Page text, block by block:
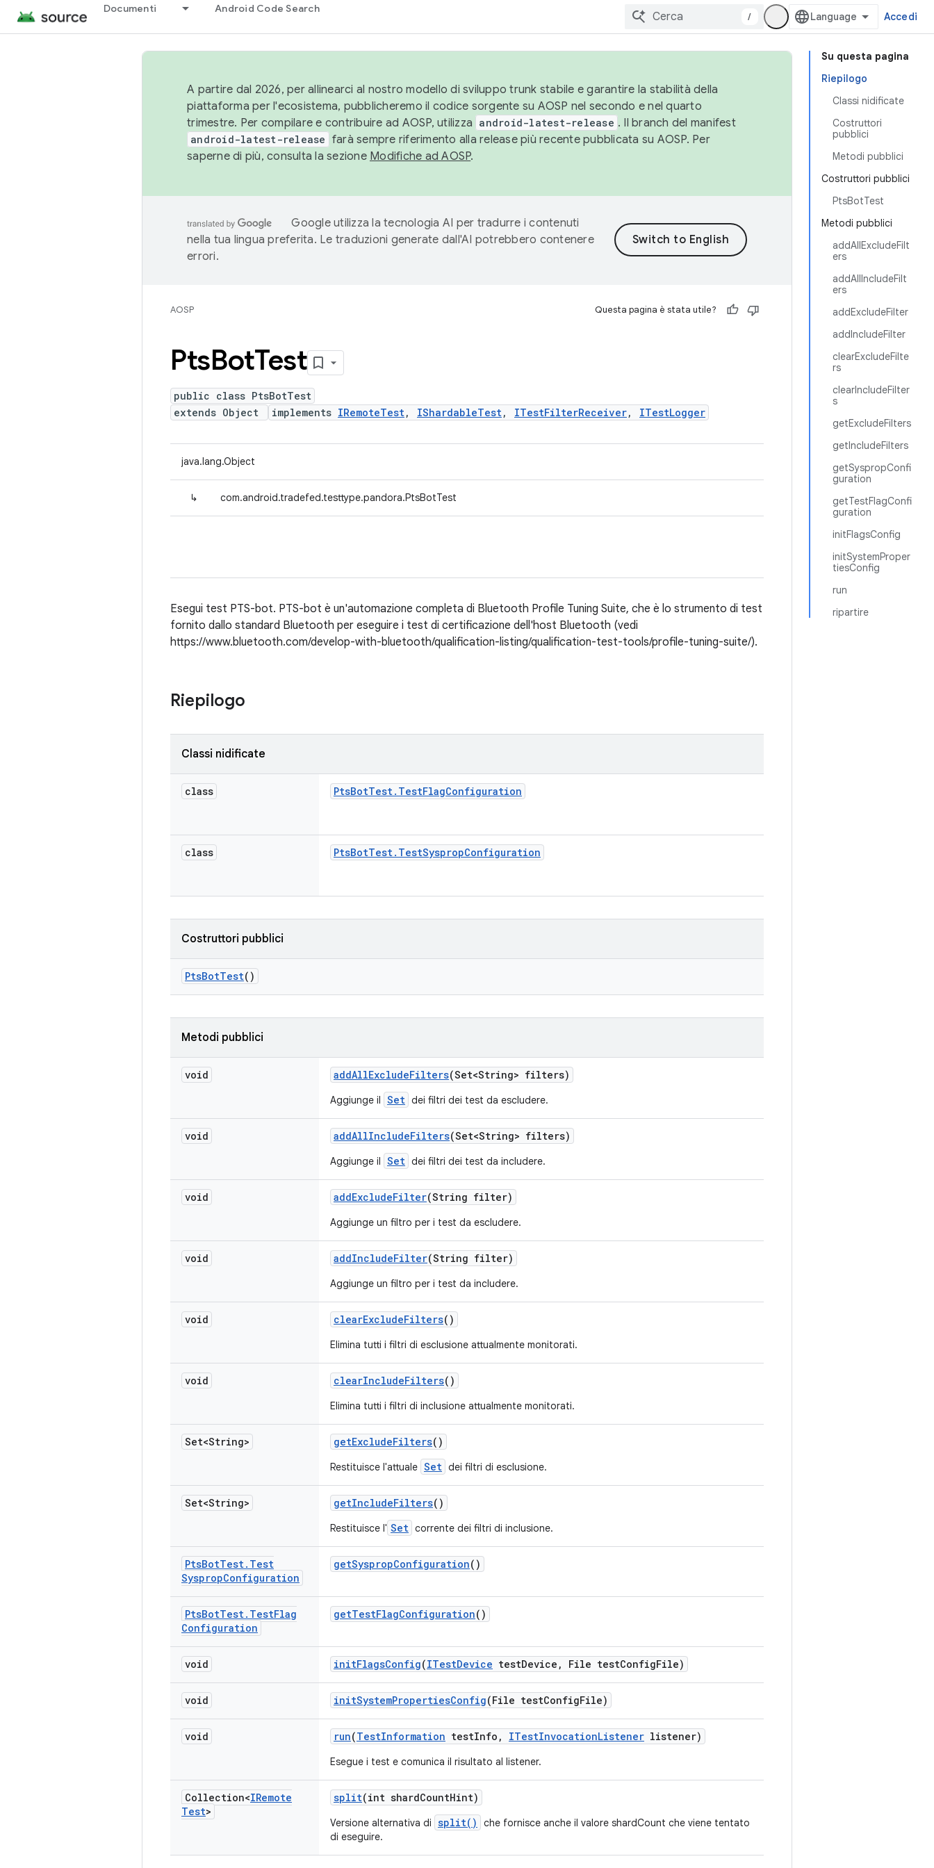
Documenti Android Code Search
/ Accedi
Su questa pagina
Riepilogo
Classi nidificate
Costruttori
pubblici
Metodi pubblici
Costruttori pubblici
PtsBotTest
Metodi pubblici
addAllExcludeFilt
ers
addAllIncludeFilt
ers
addExcludeFilter
addIncludeFilter
clearExcludeFilte
rs
clearIncludeFilter
s
getExcludeFilters
getIncludeFilters
getSyspropConfi
guration
getTestFlagConfi
guration
initFlagsConfig
initSystemProper
tiesConfig
run
ripartire
A partire dal 2026, per allinearci al nostro modello di sviluppo trunk stabile e garantire la stabilità della
piattaforma per l'ecosistema, pubblicheremo il codice sorgente su AOSP nel secondo e nel quarto
trimestre. Per compilare e contribuire ad AOSP, utilizza android-latest-release . Il branch del manifest
android-latest-release farà sempre riferimento alla release più recente pubblicata su AOSP. Per
saperne di più, consulta la sezione Modifiche ad AOSP.
Google utilizza la tecnologia AI per tradurre i contenuti
nella tua lingua preferita. Le traduzioni generate dall'AI potrebbero contenere
errori.
AOSP Questa pagina è stata utile?
PtsBotTest
public class PtsBotTest
extends Object
implements IRemoteTest, IShardableTest, ITestFilterReceiver, ITestLogger
java.lang.Object
↳ com.android.tradefed.testtype.pandora.PtsBotTest
Esegui test PTS-bot. PTS-bot è un'automazione completa di Bluetooth Profile Tuning Suite, che è lo strumento di test
fornito dallo standard Bluetooth per eseguire i test di certificazione dell'host Bluetooth (vedi
https://www.bluetooth.com/develop-with-bluetooth/qualification-listing/qualification-test-tools/profile-tuning-suite/).
Riepilogo
Classi nidificate
class PtsBotTest. TestFlagConfiguration
class PtsBotTest. TestSyspropConfiguration
Costruttori pubblici
PtsBotTest()
Metodi pubblici
void addAllExcludeFilters(Set<String> filters)
Aggiunge il Set dei filtri dei test da escludere.
void addAllIncludeFilters(Set<String> filters)
Aggiunge il Set dei filtri dei test da includere.
void addExcludeFilter(String filter)
Aggiunge un filtro per i test da escludere.
void addIncludeFilter(String filter)
Aggiunge un filtro per i test da includere.
void clearExcludeFilters()
Elimina tutti i filtri di esclusione attualmente monitorati.
void clearIncludeFilters()
Elimina tutti i filtri di inclusione attualmente monitorati.
Set<String> getExcludeFilters()
Restituisce l'attuale Set dei filtri di esclusione.
Set<String> getIncludeFilters()
Restituisce l' Set corrente dei filtri di inclusione.
PtsBotTest. Test
SyspropConfiguration
getSyspropConfiguration()
PtsBotTest. TestFlag
Configuration
getTestFlagConfiguration()
void initFlagsConfig(ITestDevice testDevice , File testConfigFile)
void initSystemPropertiesConfig(File testConfigFile)
void run(TestInformation testInfo , ITestInvocationListener listener)
Esegue i test e comunica il risultato al listener.
Collection<IRemote
Test>
split(int shardCountHint)
Versione alternativa di split()
che fornisce anche il valore shardCount che viene tentato
di eseguire.